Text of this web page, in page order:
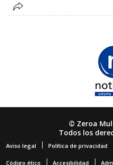
© Zeroa
Todos los
Aviso legal Política de privacidad
Código ético Accesibilidad